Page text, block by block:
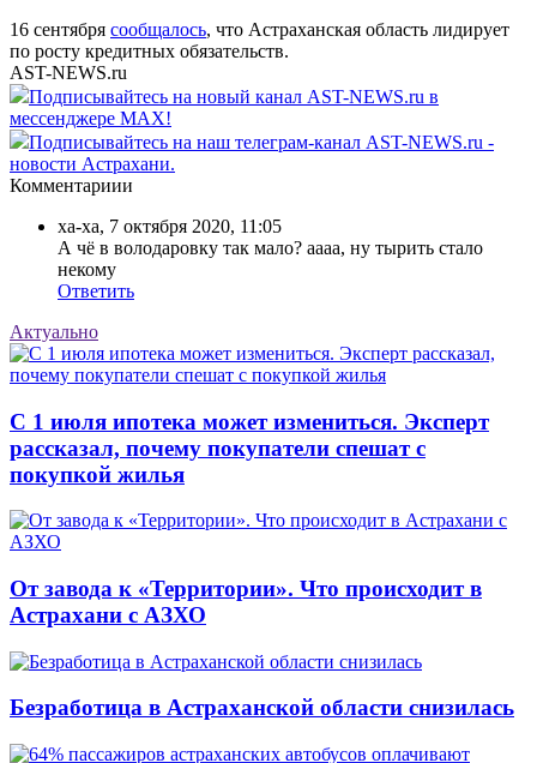
16 сентября сообщалось, что Астраханская область лидирует
по росту кредитных обязательств.
AST-NEWS.ru
Подписывайтесь на новый канал AST-NEWS.ru в
мессенджере MAX!
Подписывайтесь на наш телеграм-канал AST-NEWS.ru -
новости Астрахани.
Комментариии
ха-ха, 7 октября 2020, 11:05
А чё в володаровку так мало? аааа, ну тырить стало
некому
Ответить
Актуально
С 1 июля ипотека может измениться. Эксперт
рассказал, почему покупатели спешат с
покупкой жилья
От завода к «Территории». Что происходит в
Астрахани с АЗХО
Безработица в Астраханской области снизилась